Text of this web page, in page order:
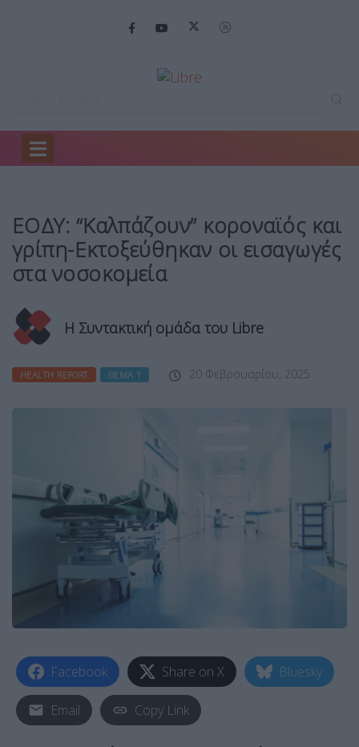
Home
ΕΟΔΥ: “Καλπάζουν” κοροναϊός…
ΕΟΔΥ: “Καλπάζουν” κοροναϊός και
γρίπη-Εκτοξεύθηκαν οι εισαγωγές
στα νοσοκομεία
Η Συντακτική ομάδα του Libre
HEALTH REPORT ΘΈΜΑ 1 20 Φεβρουαρίου, 2025
Facebook Share on X Bluesky
Email Copy Link